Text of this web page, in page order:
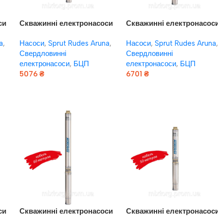
,
Скважинні електронасоси
“Насоси+” БЦП 1,8-50У*
(муфта, кабель 2 м)
комплектація “В”
Насоси, Sprut Rudes Aruna,
Свердловинні
електронасоси, БЦП
5076 ₴
Скважинні
“Насоси+” БЦП 1,8-60У*
(кабель 40 м, сталевий
трос підвіса)
Насоси, Sprut Rudes Aruna,
Свердловинні
електронасоси, БЦП
6701 ₴
Скважинні електронасоси
Скважинні